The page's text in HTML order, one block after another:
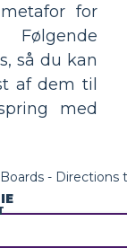
for
så du kan
af dem til
med